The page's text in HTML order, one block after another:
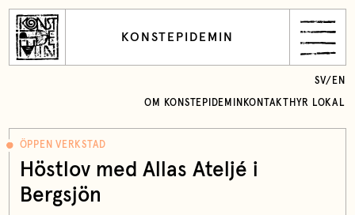
KONSTEPIDEMIN
OM KONSTEPIDEMIN KONTAKT HYR LOKAL
SV/ EN
ÖPPEN VERKSTAD
Höstlov med Allas Ateljé i
Bergsjön